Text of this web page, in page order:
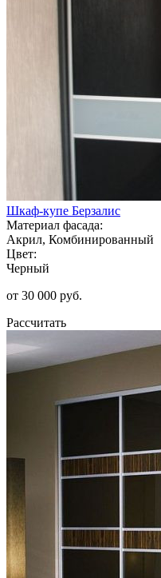
Шкаф-купе Берзалис
Материал фасада:
Акрил, Комбинированный
Цвет:
Черный
от 30 000 руб.
Рассчитать